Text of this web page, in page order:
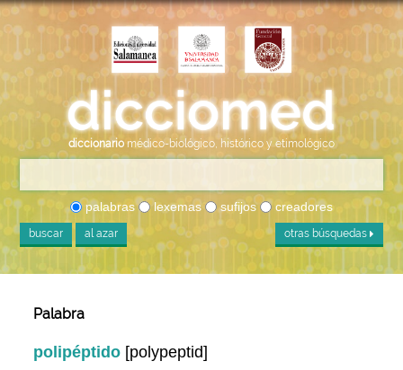
diccionario médico-biológico, histórico y etimológico
palabras lexemas sufijos creadores
buscar al azar otras búsquedas
Palabra
polipéptido [polypeptid]